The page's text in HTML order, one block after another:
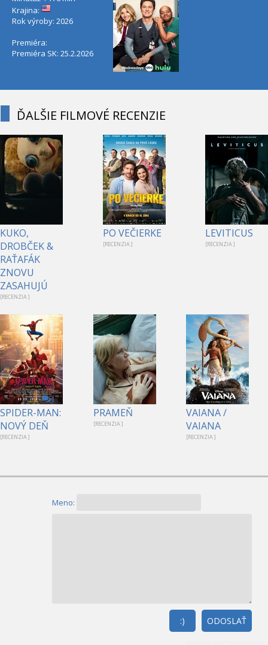
Krajina:
Rok výroby: 2026
Premiéra:
Premiéra SK: 25.2.2026
ĎALŠIE FILMOVÉ RECENZIE
KUKO,
DROBČEK &
RAŤAFÁK
ZNOVU
ZASAHUJÚ
[RECENZIA ]
PO VEČIERKE
[RECENZIA ]
LEVITICUS
[RECENZIA ]
1
SPIDER-MAN:
NOVÝ DEŇ
[RECENZIA ]
PRAMEŇ
[RECENZIA ]
VAIANA /
VAIANA
[RECENZIA ]
Meno:
ODOSLAŤ
:)